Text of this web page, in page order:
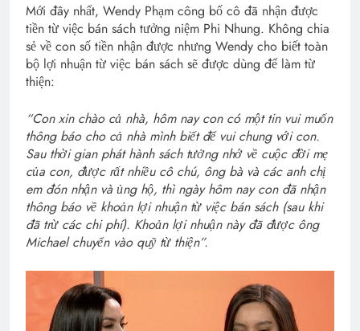
Mới đây nhất, Wendy Phạm công bố cô đã nhận được
tiền từ việc bán sách tưởng niệm Phi Nhung. Không chia
sẻ về con số tiền nhận được nhưng Wendy cho biết toàn
bộ lợi nhuận từ việc bán sách sẽ được dùng để làm từ
thiện:
“Con xin chào cả nhà, hôm nay con có một tin vui muốn
thông báo cho cả nhà mình biết để vui chung với con.
Sau thời gian phát hành sách tưởng nhớ về cuộc đời mẹ
của con, được rất nhiều cô chú, ông bà và các anh chị
em đón nhận và ủng hộ, thì ngày hôm nay con đã nhận
thông báo về khoản lợi nhuận từ việc bán sách (sau khi
đã trừ các chi phí). Khoản lợi nhuận này đã được ông
Michael chuyển vào quỹ từ thiện”.